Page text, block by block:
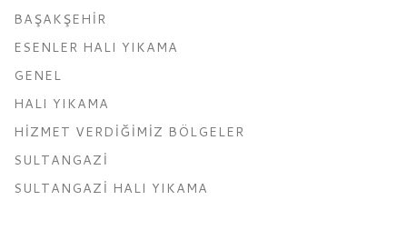
BAŞAKŞEHIR
ESENLER HALI YIKAMA
GENEL
HALI YIKAMA
HIZMET VERDIĞIMIZ BÖLGELER
SULTANGAZI
SULTANGAZI HALI YIKAMA